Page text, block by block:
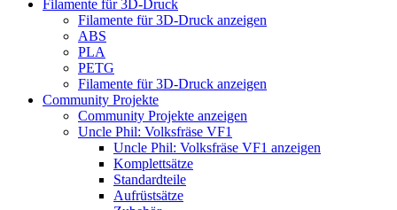
Filamente für 3D-Druck
Filamente für 3D-Druck anzeigen
ABS
PLA
PETG
Filamente für 3D-Druck anzeigen
Community Projekte
Community Projekte anzeigen
Uncle Phil: Volksfräse VF1
Uncle Phil: Volksfräse VF1 anzeigen
Komplettsätze
Standardteile
Aufrüstsätze